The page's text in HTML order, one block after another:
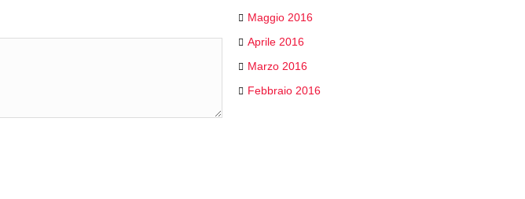
Maggio 2016
Aprile 2016
Marzo 2016
Febbraio 2016